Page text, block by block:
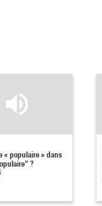
« populaire » dans
?